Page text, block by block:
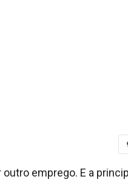
emprego. E a